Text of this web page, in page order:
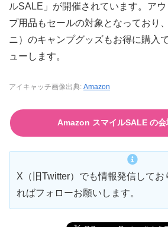
ルSALE」が開催されています。ア
プ用品もセールの対象となっており
ニ）のキャンプグッズもお得に購入
ューします。
アイキャッチ画像出典: Amazon
Amazon スマイルSALE の会
X（旧Twitter）でも情報発信してお
ればフォローお願いします。